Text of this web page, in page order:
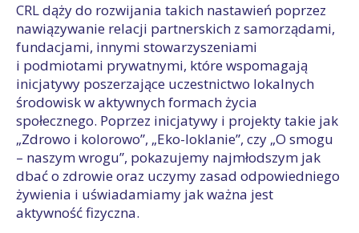
CRL dąży do rozwijania takich nastawień poprzez
nawiązywanie relacji partnerskich z samorządami,
fundacjami, innymi stowarzyszeniami
i podmiotami prywatnymi, które wspomagają
inicjatywy poszerzające uczestnictwo lokalnych
środowisk w aktywnych formach życia
społecznego. Poprzez inicjatywy i projekty takie jak
„Zdrowo i kolorowo”, „Eko-loklanie”, czy „O smogu
– naszym wrogu”, pokazujemy najmłodszym jak
dbać o zdrowie oraz uczymy zasad odpowiedniego
żywienia i uświadamiamy jak ważna jest
aktywność fizyczna.